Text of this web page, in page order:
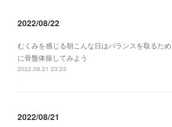
2022/08/22
むくみを感じる朝こんな日はバランスを取るため
に骨盤体操してみよう
2022.08.21 23:23
2022/08/21